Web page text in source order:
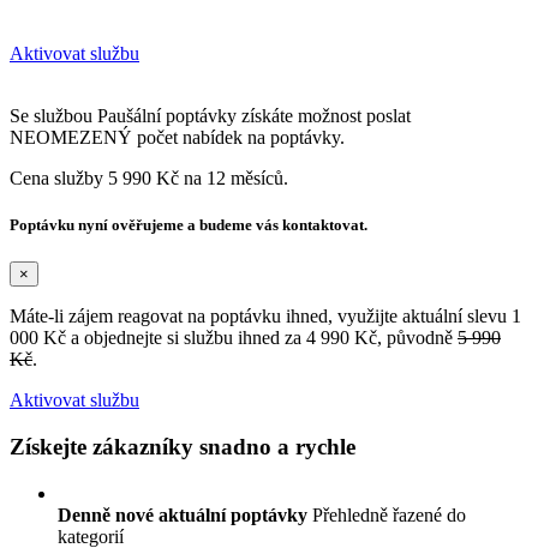
Aktivovat službu
Se službou Paušální poptávky získáte možnost poslat
NEOMEZENÝ počet nabídek na poptávky.
Cena služby 5 990 Kč na 12 měsíců.
Poptávku nyní ověřujeme a budeme vás kontaktovat.
×
Máte-li zájem reagovat na poptávku ihned, využijte aktuální slevu 1
000 Kč a objednejte si službu ihned za 4 990 Kč, původně 5 990
Kč.
Aktivovat službu
Získejte zákazníky snadno a rychle
Denně nové aktuální poptávky Přehledně řazené do
kategorií